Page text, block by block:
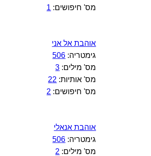
מס' חיפושים: 1
אוהבת אל אני
גימטריה: 506
מס' מילים: 3
מס' אותיות: 22
מס' חיפושים: 2
אוהבת אנאלי
גימטריה: 506
מס' מילים: 2